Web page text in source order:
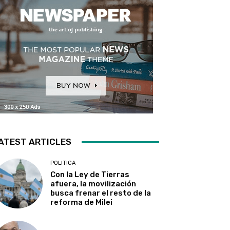
ARTICLES
POLITICA
Con la Ley de Tierras
afuera, la movilización
busca frenar el resto de la
reforma de Milei